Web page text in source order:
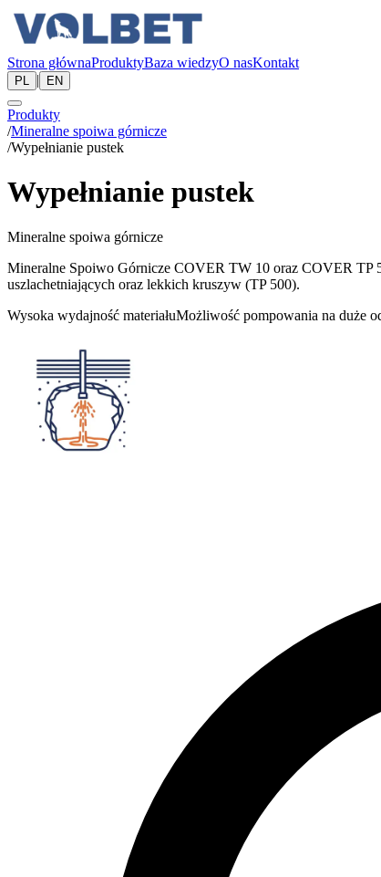
Strona głównaProduktyBaza wiedzyO nasKontakt
PL | EN
Produkty
/Mineralne spoiwa górnicze
/Wypełnianie pustek
Wypełnianie pustek
Mineralne spoiwa górnicze
Mineralne Spoiwo Górnicze COVER TW 10 oraz COVER TP
uszlachetniających oraz lekkich kruszyw (TP 500).
Wysoka wydajność materiałuMożliwość pompowania na duże